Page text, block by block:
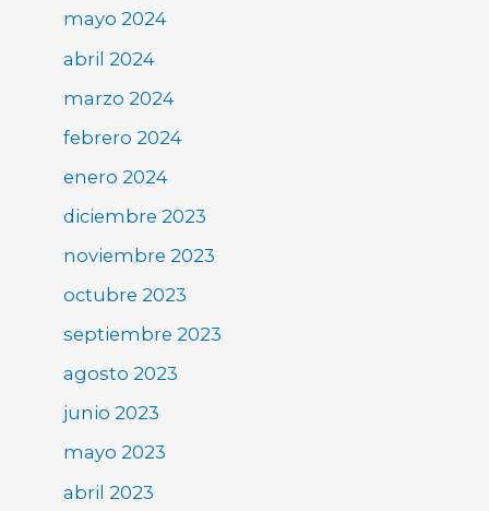
mayo 2024
abril 2024
marzo 2024
febrero 2024
enero 2024
diciembre 2023
noviembre 2023
octubre 2023
septiembre 2023
agosto 2023
junio 2023
mayo 2023
abril 2023